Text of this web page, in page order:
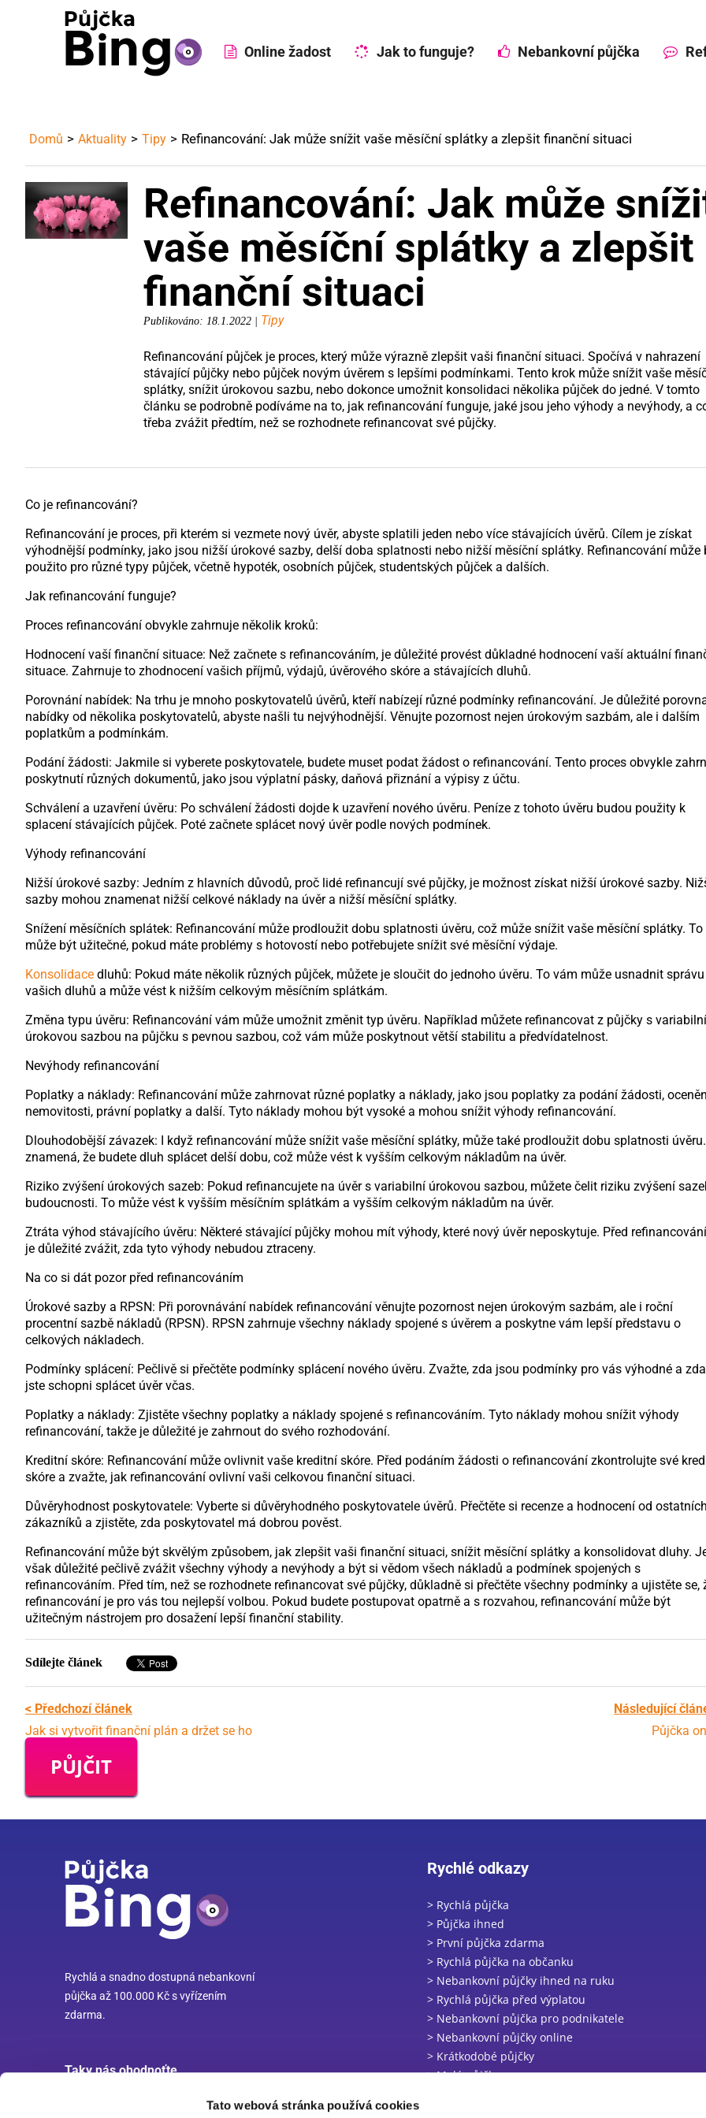
Tato webová stránka používá cookies
Online žadost Jak to funguje? Nebankovní půjčka
Domů Aktuality Tipy Refinancování: Jak může snížit vaše měsíční splátky a zlepšit finanční situaci
Refinancování: Jak může
vaše měsíční splátky a zlepšit
finanční situaci
Publikováno: 18.1.2022 | Tipy
Refinancování půjček je proces, který může výrazně zlepšit vaši finanční situaci. Spočívá v nahrazení
stávající půjčky nebo půjček novým úvěrem s lepšími podmínkami. Tento krok může snížit vaše
splátky, snížit úrokovou sazbu, nebo dokonce umožnit konsolidaci několika půjček do jedné. V tomto
článku se podrobně podíváme na to, jak refinancování funguje, jaké jsou jeho výhody a nevýhody, a
třeba zvážit předtím, než se rozhodnete refinancovat své půjčky.
Co je refinancování?
Refinancování je proces, při kterém si vezmete nový úvěr, abyste splatili jeden nebo více stávajících úvěrů. Cílem je získat
výhodnější podmínky, jako jsou nižší úrokové sazby, delší doba splatnosti nebo nižší měsíční splátky. Refinancování může
použito pro různé typy půjček, včetně hypoték, osobních půjček, studentských půjček a dalších.
Jak refinancování funguje?
Proces refinancování obvykle zahrnuje několik kroků:
Hodnocení vaší finanční situace: Než začnete s refinancováním, je důležité provést důkladné hodnocení vaší aktuální
situace. Zahrnuje to zhodnocení vašich příjmů, výdajů, úvěrového skóre a stávajících dluhů.
Porovnání nabídek: Na trhu je mnoho poskytovatelů úvěrů, kteří nabízejí různé podmínky refinancování. Je důležité
nabídky od několika poskytovatelů, abyste našli tu nejvýhodnější. Věnujte pozornost nejen úrokovým sazbám, ale i dalším
poplatkům a podmínkám.
Podání žádosti: Jakmile si vyberete poskytovatele, budete muset podat žádost o refinancování. Tento proces obvykle
poskytnutí různých dokumentů, jako jsou výplatní pásky, daňová přiznání a výpisy z účtu.
Schválení a uzavření úvěru: Po schválení žádosti dojde k uzavření nového úvěru. Peníze z tohoto úvěru budou použity k
splacení stávajících půjček. Poté začnete splácet nový úvěr podle nových podmínek.
Výhody refinancování
Nižší úrokové sazby: Jedním z hlavních důvodů, proč lidé refinancují své půjčky, je možnost získat nižší úrokové sazby.
sazby mohou znamenat nižší celkové náklady na úvěr a nižší měsíční splátky.
Snížení měsíčních splátek: Refinancování může prodloužit dobu splatnosti úvěru, což může snížit vaše měsíční splátky. To
může být užitečné, pokud máte problémy s hotovostí nebo potřebujete snížit své měsíční výdaje.
Konsolidace dluhů: Pokud máte několik různých půjček, můžete je sloučit do jednoho úvěru. To vám může usnadnit správu
vašich dluhů a může vést k nižším celkovým měsíčním splátkám.
Změna typu úvěru: Refinancování vám může umožnit změnit typ úvěru. Například můžete refinancovat z půjčky s variabilní
úrokovou sazbou na půjčku s pevnou sazbou, což vám může poskytnout větší stabilitu a předvídatelnost.
Nevýhody refinancování
Poplatky a náklady: Refinancování může zahrnovat různé poplatky a náklady, jako jsou poplatky za podání žádosti,
nemovitosti, právní poplatky a další. Tyto náklady mohou být vysoké a mohou snížit výhody refinancování.
Dlouhodobější závazek: I když refinancování může snížit vaše měsíční splátky, může také prodloužit dobu splatnosti
znamená, že budete dluh splácet delší dobu, což může vést k vyšším celkovým nákladům na úvěr.
Riziko zvýšení úrokových sazeb: Pokud refinancujete na úvěr s variabilní úrokovou sazbou, můžete čelit riziku zvýšení
budoucnosti. To může vést k vyšším měsíčním splátkám a vyšším celkovým nákladům na úvěr.
Ztráta výhod stávajícího úvěru: Některé stávající půjčky mohou mít výhody, které nový úvěr neposkytuje. Před
je důležité zvážit, zda tyto výhody nebudou ztraceny.
Na co si dát pozor před refinancováním
Úrokové sazby a RPSN: Při porovnávání nabídek refinancování věnujte pozornost nejen úrokovým sazbám, ale i roční
procentní sazbě nákladů (RPSN). RPSN zahrnuje všechny náklady spojené s úvěrem a poskytne vám lepší představu o
celkových nákladech.
Podmínky splácení: Pečlivě si přečtěte podmínky splácení nového úvěru. Zvažte, zda jsou podmínky pro vás výhodné a zda
jste schopni splácet úvěr včas.
Poplatky a náklady: Zjistěte všechny poplatky a náklady spojené s refinancováním. Tyto náklady mohou snížit výhody
refinancování, takže je důležité je zahrnout do svého rozhodování.
Kreditní skóre: Refinancování může ovlivnit vaše kreditní skóre. Před podáním žádosti o refinancování zkontrolujte své
skóre a zvažte, jak refinancování ovlivní vaši celkovou finanční situaci.
Důvěryhodnost poskytovatele: Vyberte si důvěryhodného poskytovatele úvěrů. Přečtěte si recenze a hodnocení od ostatních
zákazníků a zjistěte, zda poskytovatel má dobrou pověst.
Refinancování může být skvělým způsobem, jak zlepšit vaši finanční situaci, snížit měsíční splátky a konsolidovat dluhy.
však důležité pečlivě zvážit všechny výhody a nevýhody a být si vědom všech nákladů a podmínek spojených s
refinancováním. Před tím, než se rozhodnete refinancovat své půjčky, důkladně si přečtěte všechny podmínky a ujistěte se,
refinancování je pro vás tou nejlepší volbou. Pokud budete postupovat opatrně a s rozvahou, refinancování může být
užitečným nástrojem pro dosažení lepší finanční stability.
Sdílejte článek
< Předchozí článek
Jak si vytvořit finanční plán a držet se ho
Následující
Půjčka
PŮJČIT
Rychlá a snadno dostupná nebankovní
půjčka až 100.000 Kč s vyřízením
zdarma.
Taky nás ohodnoťte
Rychlé odkazy
> Rychlá půjčka
> Půjčka ihned
> První půjčka zdarma
> Rychlá půjčka na občanku
> Nebankovní půjčky ihned na ruku
> Rychlá půjčka před výplatou
> Nebankovní půjčka pro podnikatele
> Nebankovní půjčky online
> Krátkodobé půjčky
> Malé půjčky